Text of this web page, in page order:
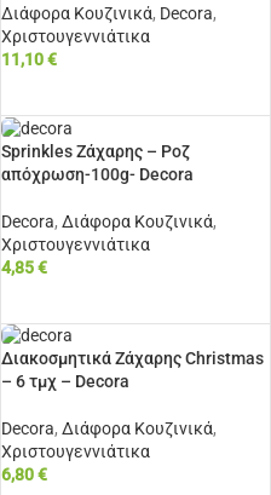
Διάφορα Κουζινικά, Decora,
Χριστουγεννιάτικα
11,10€
Sprinkles Ζάχαρης – Ροζ
απόχρωση-100g- Decora
Decora, Διάφορα Κουζινικά,
Χριστουγεννιάτικα
4,85€
Διακοσμητικά Ζάχαρης Christmas
– 6 τμχ – Decora
Decora, Διάφορα Κουζινικά,
Χριστουγεννιάτικα
6,80€